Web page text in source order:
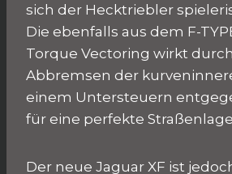
sich der Hecktriebler
Die ebenfalls aus dem F-
Torque Vectoring wirkt
Abbremsen der
einem Untersteuern
für eine perfekte
Der neue Jaguar XF ist